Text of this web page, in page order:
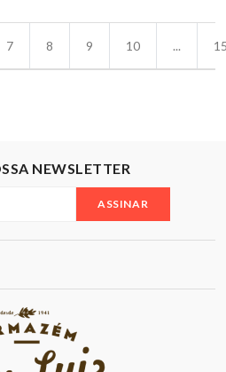
7 8 9 10 ...
NEWSLETTER
ASSINAR